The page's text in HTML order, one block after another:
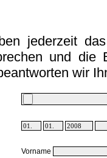
jederzeit
und die
wir
Vorname